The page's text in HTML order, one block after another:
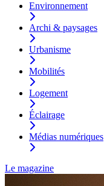
Environnement
Archi & paysages
Urbanisme
Mobilités
Logement
Éclairage
Médias numériques
Le magazine